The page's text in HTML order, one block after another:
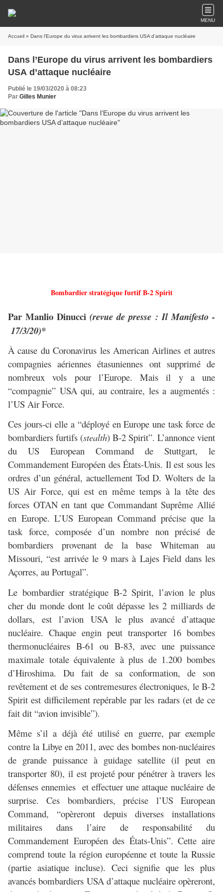
MENU
Accueil » Dans l’Europe du virus arrivent les bombardiers USA d’attaque nucléaire
Dans l’Europe du virus arrivent les bombardiers
USA d’attaque nucléaire
Publié le 19/03/2020 à 08:23
Par Gilles Munier
Bombardier stratégique furtif B-2 Spirit
Par Manlio Dinucci (revue de presse : Il Manifesto -
17/3/20)*
À cause du Coronavirus les American Airlines et autres
compagnies aériennes étasuniennes ont supprimé de
nombreux vols pour l’Europe. Mais il y a une
“compagnie” USA qui, au contraire, les a augmentés :
l’US Air Force.
Ces jours-ci elle a “déployé en Europe une task force de
bombardiers furtifs (stealth) B-2 Spirit”. L’annonce vient
du US European Command de Stuttgart, le
Commandement Européen des États-Unis. Il est sous les
ordres d’un général, actuellement Tod D. Wolters de la
US Air Force, qui est en même temps à la tête des
forces OTAN en tant que Commandant Suprême Allié
en Europe. L’US European Command précise que la
task force, composée d’un nombre non précisé de
bombardiers provenant de la base Whiteman au
Missouri, “est arrivée le 9 mars à Lajes Field dans les
Açorres, au Portugal”.
Le bombardier stratégique B-2 Spirit, l’avion le plus
cher du monde dont le coût dépasse les 2 milliards de
dollars, est l’avion USA le plus avancé d’attaque
nucléaire. Chaque engin peut transporter 16 bombes
thermonucléaires B-61 ou B-83, avec une puissance
maximale totale équivalente à plus de 1.200 bombes
d’Hiroshima. Du fait de sa conformation, de son
revêtement et de ses contremesures électroniques, le B-2
Spirit est difficilement repérable par les radars (et de ce
fait dit “avion invisible”).
Même s’il a déjà été utilisé en guerre, par exemple
contre la Libye en 2011, avec des bombes non-nucléaires
de grande puissance à guidage satellite (il peut en
transporter 80), il est projeté pour pénétrer à travers les
défenses ennemies et effectuer une attaque nucléaire de
surprise. Ces bombardiers, précise l’US European
Command, “opèreront depuis diverses installations
militaires dans l’aire de responsabilité du
Commandement Européen des États-Unis”. Cette aire
comprend toute la région européenne et toute la Russie
(partie asiatique incluse). Ceci signifie que les plus
avancés bombardiers USA d’attaque nucléaire opèreront,